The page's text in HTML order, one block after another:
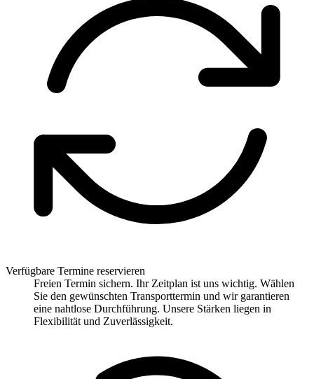
Verfügbare Termine reservieren
Freien Termin sichern. Ihr Zeitplan ist uns wichtig. Wählen
Sie den gewünschten Transporttermin und wir garantieren
eine nahtlose Durchführung. Unsere Stärken liegen in
Flexibilität und Zuverlässigkeit.